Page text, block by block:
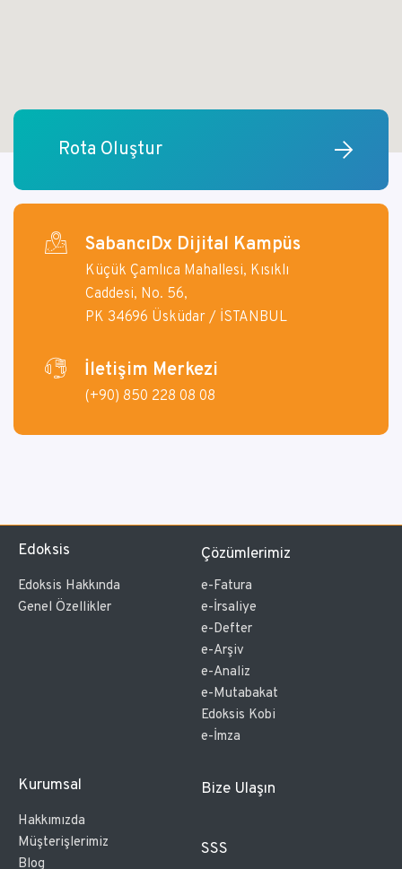
Rota Oluştur
SabancıDx Dijital Kampüs
Küçük Çamlıca Mahallesi, Kısıklı
Caddesi, No. 56,
PK 34696 Üsküdar / İSTANBUL
İletişim Merkezi
(+90) 850 228 08 08
Edoksis
Edoksis Hakkında
Genel Özellikler
Çözümlerimiz
e-Fatura
e-İrsaliye
e-Defter
e-Arşiv
e-Analiz
e-Mutabakat
Edoksis Kobi
e-İmza
Kurumsal
Hakkımızda
Müşterişlerimiz
Blog
Bize Ulaşın
SSS